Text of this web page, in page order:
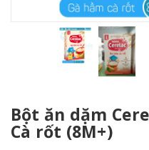
Bột ăn dặm
Cà rốt (8M+)